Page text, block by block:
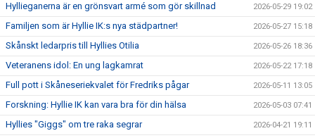
Hyllieganerna är en grönsvart armé som gör skillnad 2026-05-29 19:02
Familjen som är Hyllie IK:s nya städpartner! 2026-05-27 15:18
Skånskt ledarpris till Hyllies Otilia 2026-05-26 18:36
Veteranens idol: En ung lagkamrat 2026-05-22 17:18
Full pott i Skåneseriekvalet för Fredriks pågar 2026-05-11 13:05
Forskning: Hyllie IK kan vara bra för din hälsa 2026-05-03 07:41
Hyllies "Giggs" om tre raka segrar 2026-04-21 19:11